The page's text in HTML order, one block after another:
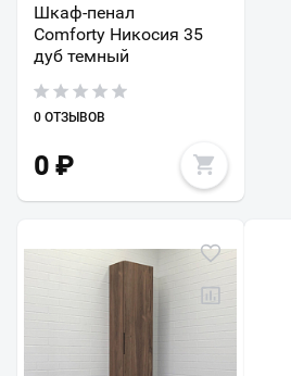
Шкаф-пенал
Comforty Никосия 35
дуб темный
0 ОТЗЫВОВ
0 ₽